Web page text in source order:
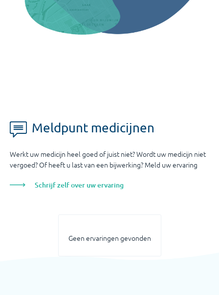
Meldpunt medicijnen
Werkt uw medicijn heel goed of juist niet? Wordt uw medicijn niet
vergoed? Of heeft u last van een bijwerking? Meld uw ervaring
Schrijf zelf over uw ervaring
Geen ervaringen gevonden